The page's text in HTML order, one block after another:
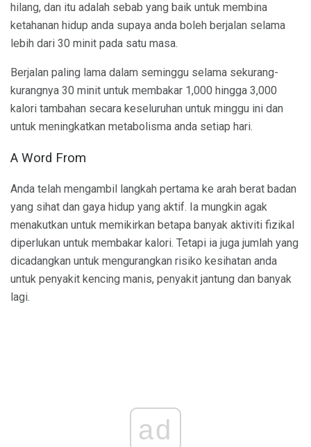
hilang, dan itu adalah sebab yang baik untuk membina
ketahanan hidup anda supaya anda boleh berjalan selama
lebih dari 30 minit pada satu masa.
Berjalan paling lama dalam seminggu selama sekurang-
kurangnya 30 minit untuk membakar 1,000 hingga 3,000
kalori tambahan secara keseluruhan untuk minggu ini dan
untuk meningkatkan metabolisma anda setiap hari.
A Word From
Anda telah mengambil langkah pertama ke arah berat badan
yang sihat dan gaya hidup yang aktif. Ia mungkin agak
menakutkan untuk memikirkan betapa banyak aktiviti fizikal
diperlukan untuk membakar kalori. Tetapi ia juga jumlah yang
dicadangkan untuk mengurangkan risiko kesihatan anda
untuk penyakit kencing manis, penyakit jantung dan banyak
lagi.
ad